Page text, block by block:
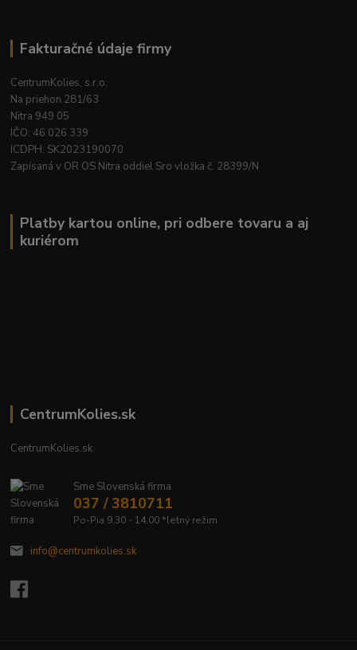
Fakturačné údaje firmy
CentrumKolies, s.r.o.
Na priehon 281/63
Nitra 949 05
IČO: 46 026 339
ICDPH: SK2023190070
Zapísaná v OR OS Nitra oddiel Sro vložka č. 28399/N
Platby kartou online, pri odbere tovaru a aj
kuriérom
CentrumKolies.sk
CentrumKolies.sk
Sme Slovenská firma
037 / 3810711
Po-Pia 9.30 - 14.00 *letný režim
info@centrumkolies.sk